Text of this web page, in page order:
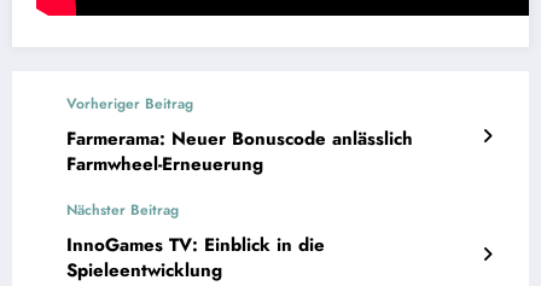
Vorheriger Beitrag
Farmerama: Neuer Bonuscode anlässlich
Farmwheel-Erneuerung
Nächster Beitrag
InnoGames TV: Einblick in die
Spieleentwicklung